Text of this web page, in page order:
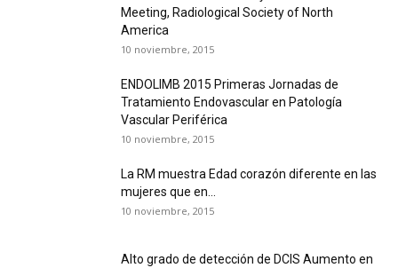
Meeting, Radiological Society of North
America
10 noviembre, 2015
ENDOLIMB 2015 Primeras Jornadas de
Tratamiento Endovascular en Patología
Vascular Periférica
10 noviembre, 2015
La RM muestra Edad corazón diferente en las
mujeres que en...
10 noviembre, 2015
Alto grado de detección de DCIS Aumento en